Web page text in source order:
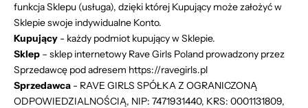
funkcja Sklepu (usługa), dzięki której Kupujący może założyć w
Sklepie swoje indywidualne Konto.
Kupujący - każdy podmiot kupujący w Sklepie.
Sklep – sklep internetowy Rave Girls Poland prowadzony przez
Sprzedawcę pod adresem https://ravegirls.pl
Sprzedawca - RAVE GIRLS SPÓŁKA Z OGRANICZONĄ
ODPOWIEDZIALNOŚCIĄ, NIP: 7471931440, KRS: 0001131809,